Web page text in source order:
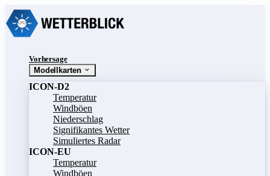
Vorhersage
Modellkarten
ICON-D2
Temperatur
Windböen
Niederschlag
Signifikantes Wetter
Simuliertes Radar
ICON-EU
Temperatur
Windböen